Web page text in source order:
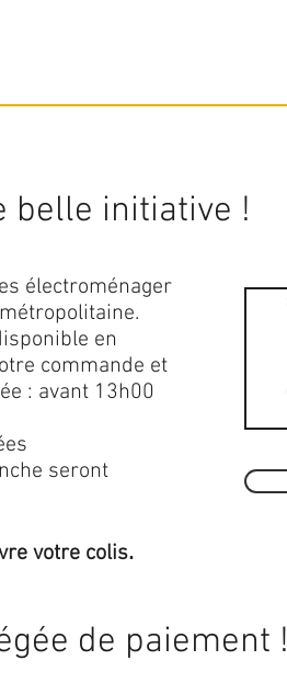
belle initiative !
électroménager
en
commande et
: avant 13h00
seront
votre colis.
de paiement !